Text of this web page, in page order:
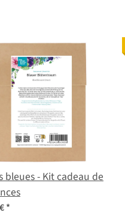
bleues - Kit cadeau de
*